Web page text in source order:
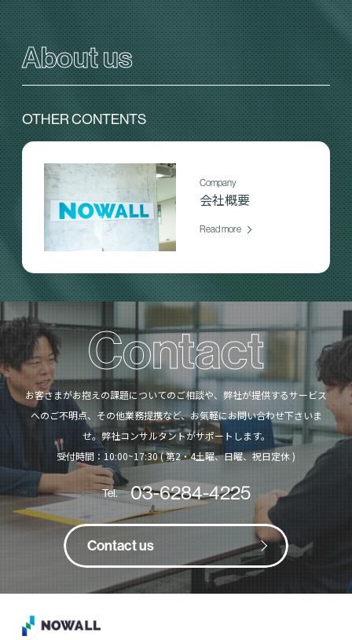
About us
OTHER CONTENTS
Company
会社概要
Read more
Contact
お客さまがお抱えの課題についてのご相談や、弊社が提供するサービス
へのご不明点、 その他業務提携など、お気軽にお問い合わせ下さいま
せ。弊社コンサルタントがサポートします。
受付時間：10:00~17:30 ( 第2・4土曜、日曜、祝日定休 )
Tel. 03-6284-4225
Contact us